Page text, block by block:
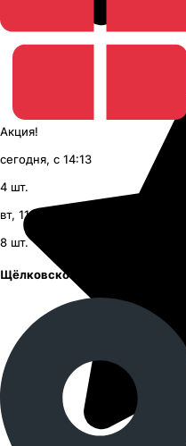
Акция!
сегодня, с 14:13
4 шт.
вт, 11 августа, с 09:00
8 шт.
Щёлковское шоссе